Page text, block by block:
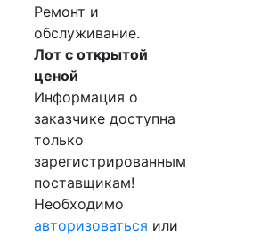
Ремонт и
обслуживание.
Лот с открытой
ценой
Информация о
заказчике доступна
только
зарегистрированным
поставщикам!
Необходимо
авторизоваться или